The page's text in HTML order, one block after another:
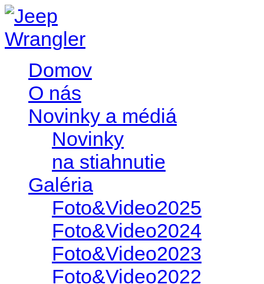
Domov
O nás
Novinky a médiá
Novinky
na stiahnutie
Galéria
Foto&Video2025
Foto&Video2024
Foto&Video2023
Foto&Video2022